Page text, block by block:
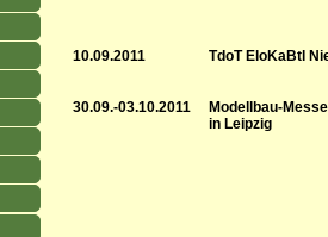
10.09.2011 TdoT EloKaBtl
30.09.-03.10.2011
Modellbau-
in Leipzig